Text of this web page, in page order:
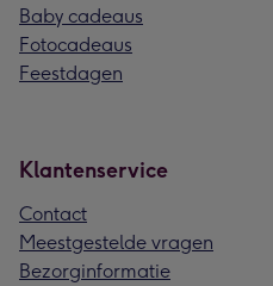
Baby cadeaus
Fotocadeaus
Feestdagen
Klantenservice
Contact
Meestgestelde vragen
Bezorginformatie